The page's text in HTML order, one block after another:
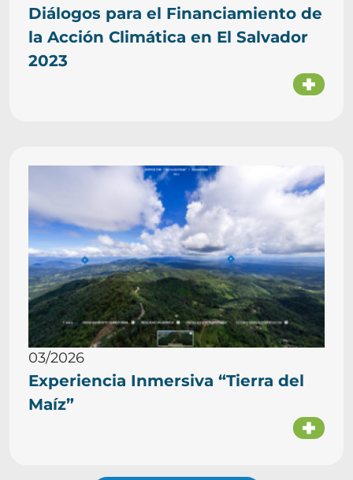
Diálogos para el Financiamiento de
la Acción Climática en El Salvador
2023
03/2026
Experiencia Inmersiva “Tierra del
Maíz”